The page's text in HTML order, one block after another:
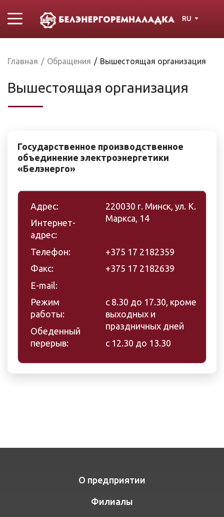
RU
Главная / Обращения / Вышестоящая организация
Вышестоящая организация
Государственное производственное
объединение электроэнергетики
«Белэнерго»
Адрес:
Интернет-
адрес:
Телефон:
Факс:
E-mail:
Режим
работы:
Обеденный
перерыв:
220030 г. Минск, ул. К.
Маркса, 14
+375 17 2182359
+375 17 2182639
с 8.30 до 17.30, кроме
выходных и
праздничных дней
с 12.30 до 13.30
О предприятии
Филиалы